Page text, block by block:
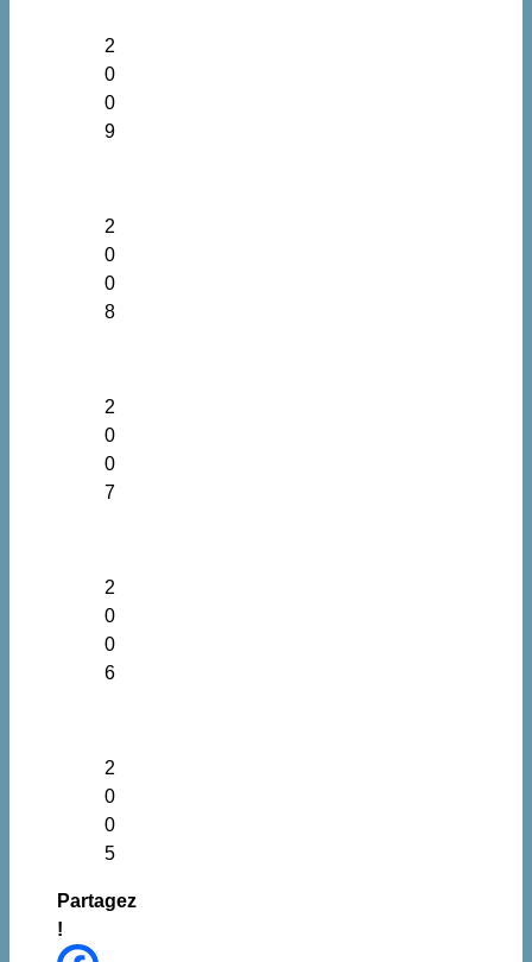
2
0
0
9
2
0
0
8
2
0
0
7
2
0
0
6
2
0
0
5
Partagez
!